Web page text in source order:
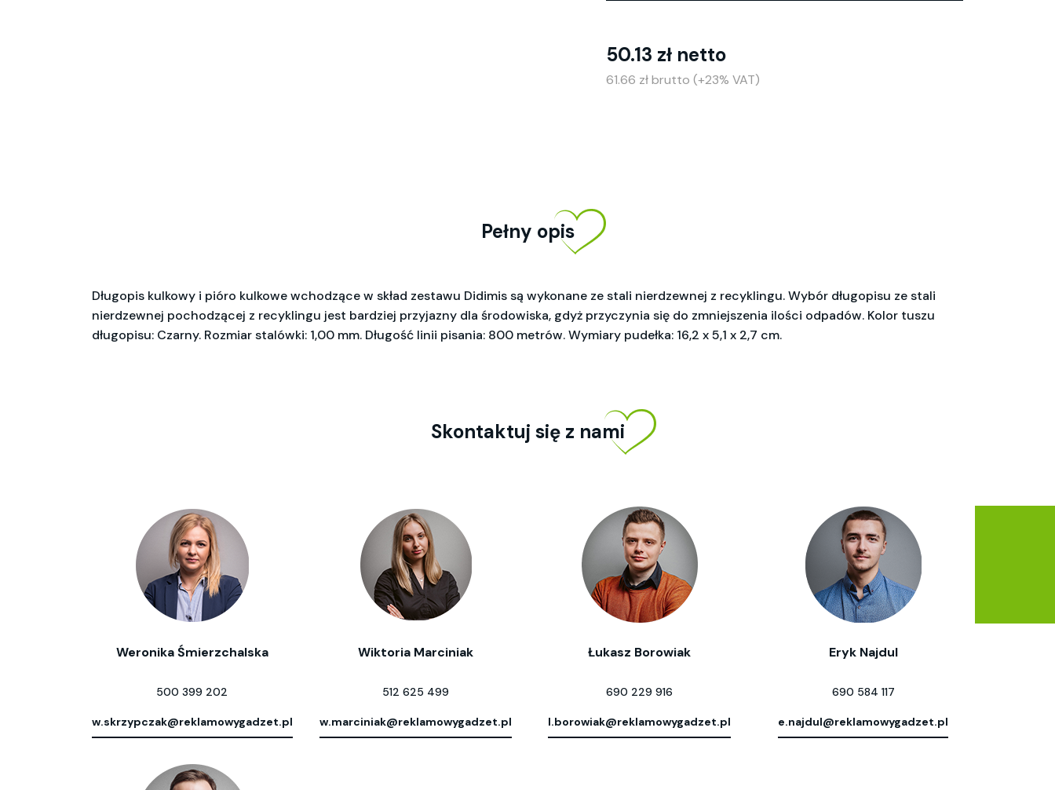
50.13 zł netto
61.66 zł brutto (+23% VAT)
Pełny opis
Długopis kulkowy i pióro kulkowe wchodzące w skład zestawu Didimis są wykonane ze stali nierdzewnej z recyklingu. Wybór długopisu ze stali
nierdzewnej pochodzącej z recyklingu jest bardziej przyjazny dla środowiska, gdyż przyczynia się do zmniejszenia ilości odpadów. Kolor tuszu
długopisu: Czarny. Rozmiar stalówki: 1,00 mm. Długość linii pisania: 800 metrów. Wymiary pudełka: 16,2 x 5,1 x 2,7 cm.
Skontaktuj się z nami
Weronika Śmierzchalska
500 399 202
w.skrzypczak@reklamowygadzet.pl
Wiktoria Marciniak
512 625 499
w.marciniak@reklamowygadzet.pl
Łukasz Borowiak
690 229 916
l.borowiak@reklamowygadzet.pl
Eryk Najdul
690 584 117
e.najdul@reklamowygadzet.pl